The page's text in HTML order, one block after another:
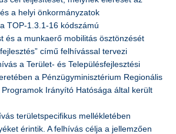
a helyi önkormányzatok
TOP-1.3.1-16 kódszámú
és a munkaerő mobilitás ösztönzését
című felhívással tervezi
a Terület- és Településfejlesztési
a Pénzügyminisztérium Regionális
Irányító Hatósága által került
területspecifikus mellékletében
érintik. A felhívás célja a jellemzően